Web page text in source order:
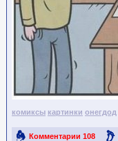
комиксы картинки онегдод
Комментарии 108